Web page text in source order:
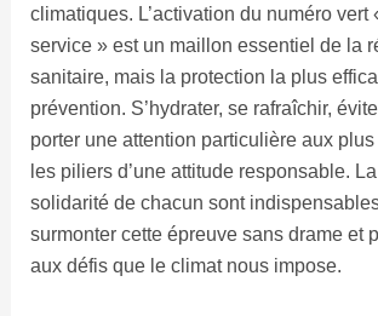
climatiques. L’activation du numéro vert
service » est un maillon essentiel de la
sanitaire, mais la protection la plus
prévention. S’hydrater, se rafraîchir,
porter une attention particulière aux
les piliers d’une attitude responsable.
solidarité de chacun sont
surmonter cette épreuve sans drame et
aux défis que le climat nous impose.